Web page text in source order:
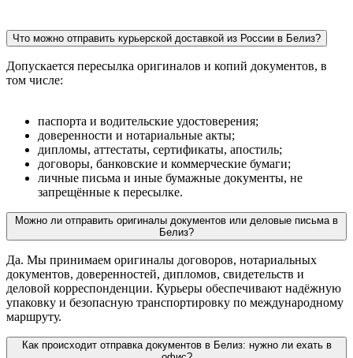
Что можно отправить курьерской доставкой из России в Белиз?
Допускается пересылка оригиналов и копий документов, в
том числе:
паспорта и водительские удостоверения;
доверенности и нотариальные акты;
дипломы, аттестаты, сертификаты, апостиль;
договоры, банковские и коммерческие бумаги;
личные письма и иные бумажные документы, не
запрещённые к пересылке.
Можно ли отправить оригиналы документов или деловые письма в
Белиз?
Да. Мы принимаем оригиналы договоров, нотариальных
документов, доверенностей, дипломов, свидетельств и
деловой корреспонденции. Курьеры обеспечивают надёжную
упаковку и безопасную транспортировку по международному
маршруту.
Как происходит отправка документов в Белиз: нужно ли ехать в